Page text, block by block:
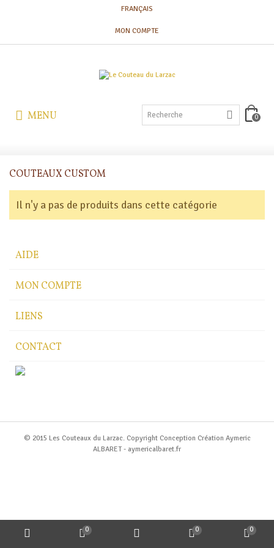
FRANÇAIS
MON COMPTE
MENU 0
COUTEAUX CUSTOM
Il n'y a pas de produits dans cette catégorie
AIDE
MON COMPTE
LIENS
CONTACT
© 2015 Les Couteaux du Larzac. Copyright Conception Création Aymeric
ALBARET - aymericalbaret.fr
0 0 0